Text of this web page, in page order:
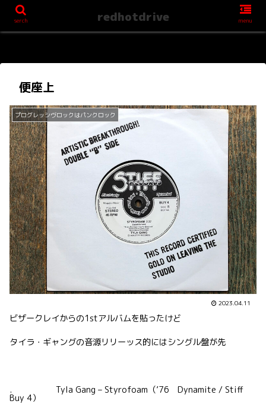
便座上
プログレッシヴロックはパンクロック
2023.04.11
ビザークレイからの1stアルバムを貼ったけど
タイラ・ギャングの音源リリーッス的にはシングル盤が先
. Tyla Gang – Styrofoam（’76 Dynamite / Stiff
Buy 4）
serch redhotdrive menu